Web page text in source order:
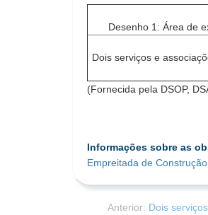
Desenho 1: Área de
Dois serviços e
(Fornecida pela DSOP,
Informações sobre as
Empreitada de
Anterior: Dois